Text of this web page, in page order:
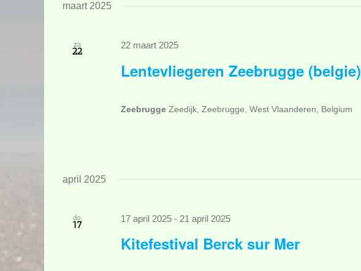
maart 2025
za
22
Lentevliegeren Zeebrugge (belgie)
22 maart 2025
ZeebruggeZeedijk, Zeebrugge, West Vlaanderen, Belgium
april 2025
do
17
Kitefestival Berck sur Mer
17 april 2025 - 21 april 2025